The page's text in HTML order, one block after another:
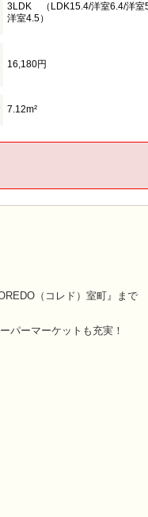
3LDK （LDK15.4/洋室6.4/洋室
洋室4.5）
16,180円
7.12m²
（コレド）室町』まで
パーマーケットも充実！